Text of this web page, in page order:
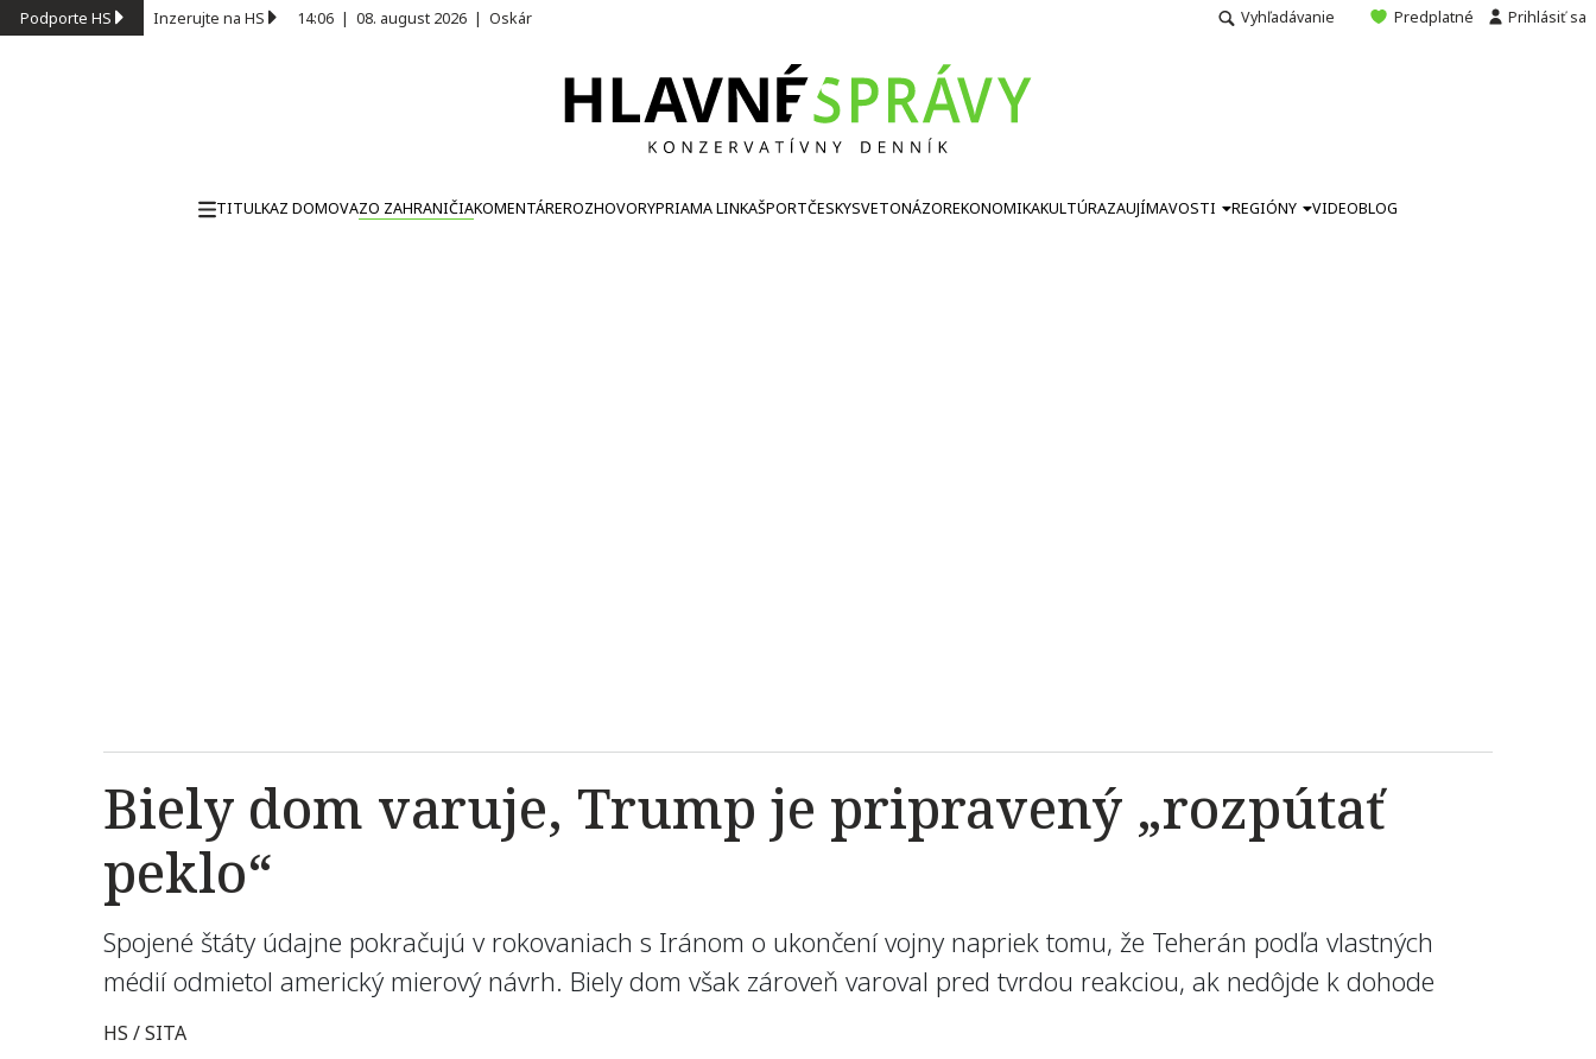
Podporte HS Inzerujte na HS 14:06 | 08. august 2026 | Oskár Vyhľadávanie Predplatné Prihlásiť sa
TITULKAZ DOMOVAZO ZAHRANIČIAKOMENTÁREROZHOVORYPRIAMA LINKAŠPORTČESKYSVETONÁZOREKONOMIKAKULTÚRAZAUJÍMAVOSTI REGIÓNY VIDEOBLOG
Biely dom varuje, Trump je pripravený „rozpútať
peklo“
Spojené štáty údajne pokračujú v rokovaniach s Iránom o ukončení vojny napriek tomu, že Teherán podľa vlastných
médií odmietol americký mierový návrh. Biely dom však zároveň varoval pred tvrdou reakciou, ak nedôjde k dohode
HS / SITA